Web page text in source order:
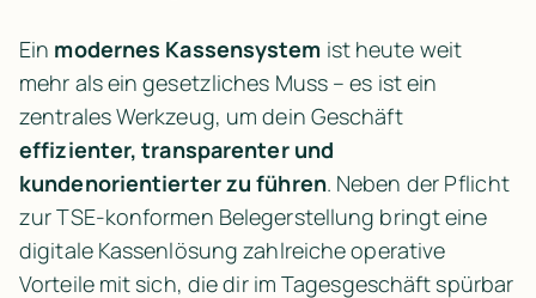
Ein modernes Kassensystem ist heute weit
mehr als ein gesetzliches Muss – es ist ein
zentrales Werkzeug, um dein Geschäft
effizienter, transparenter und
kundenorientierter zu führen. Neben der Pflicht
zur TSE-konformen Belegerstellung bringt eine
digitale Kassenlösung zahlreiche operative
Vorteile mit sich, die dir im Tagesgeschäft spürbar